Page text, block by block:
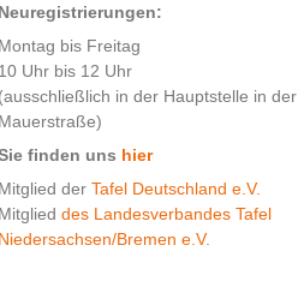
Neuregistrierungen:
Montag bis Freitag
10 Uhr bis 12 Uhr
(ausschließlich in der Hauptstelle in der
Mauerstraße)
finden uns hier
Mitglied derTafel Deutschland e.V.
Mitglieddes Landesverbandes Tafel
Niedersachsen/Bremen e.V.